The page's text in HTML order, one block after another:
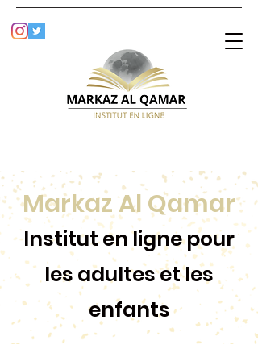
Markaz Al Qamar
Institut en ligne pour
les adultes et les
enfants